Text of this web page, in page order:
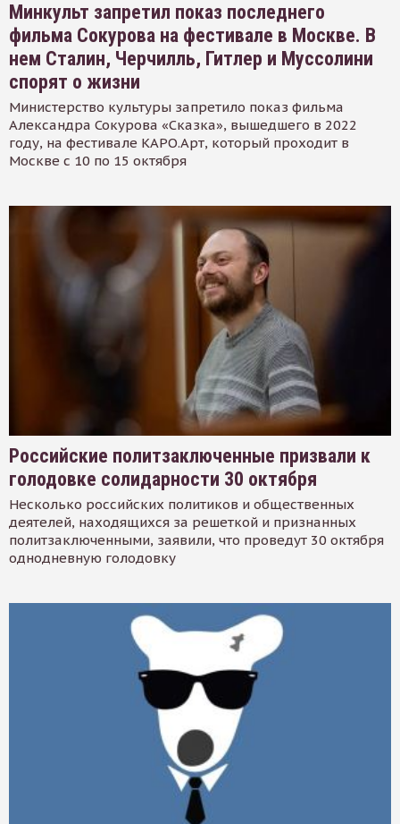
Минкульт запретил показ последнего
фильма Сокурова на фестивале в Москве. В
нем Сталин, Черчилль, Гитлер и Муссолини
спорят о жизни
Министерство культуры запретило показ фильма
Александра Сокурова «Сказка», вышедшего в 2022
году, на фестивале КАРО.Арт, который проходит в
Москве с 10 по 15 октября
Российские политзаключенные призвали к
голодовке солидарности 30 октября
Несколько российских политиков и общественных
деятелей, находящихся за решеткой и признанных
политзаключенными, заявили, что проведут 30 октября
однодневную голодовку